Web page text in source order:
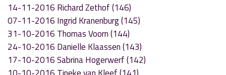
14-11-2016 Richard Zethof (146)
07-11-2016 Ingrid Kranenburg (145)
31-10-2016 Thomas Voorn (144)
24-10-2016 Danielle Klaassen (143)
17-10-2016 Sabrina Hogerwerf (142)